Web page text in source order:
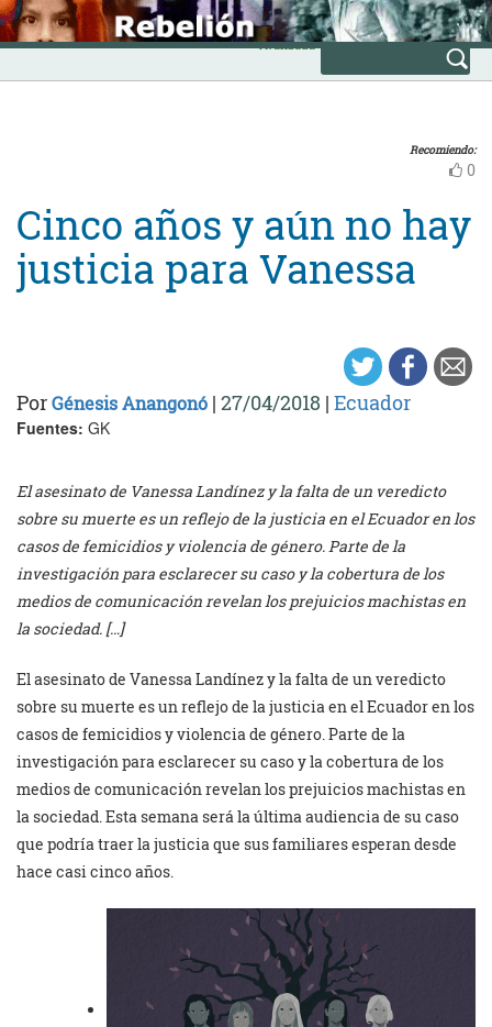
Skip
to
content
INICIO
Avanzada
Recomiendo:
0
Cinco años y aún no hay
justicia para Vanessa
PorGénesis Anangonó | 27/04/2018 | Ecuador
Fuentes: GK
El asesinato de Vanessa Landínez y la falta de un veredicto
sobre su muerte es un reflejo de la justicia en el Ecuador en los
casos de femicidios y violencia de género. Parte de la
investigación para esclarecer su caso y la cobertura de los
medios de comunicación revelan los prejuicios machistas en
la sociedad. […]
El asesinato de Vanessa Landínez y la falta de un veredicto
sobre su muerte es un reflejo de la justicia en el Ecuador en los
casos de femicidios y violencia de género. Parte de la
investigación para esclarecer su caso y la cobertura de los
medios de comunicación revelan los prejuicios machistas en
la sociedad. Esta semana será la última audiencia de su caso
que podría traer la justicia que sus familiares esperan desde
hace casi cinco años.